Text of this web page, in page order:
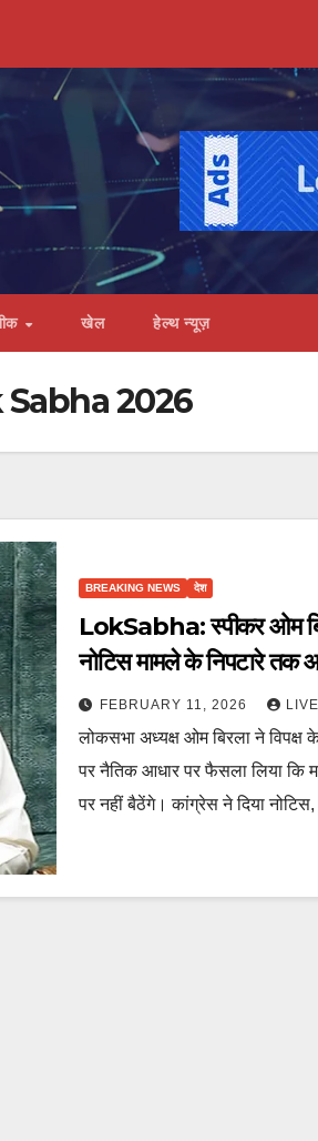
खेल हेल्थ न्यूज़
2026
BREAKING NEWS देश
LokSabha: स्पीकर ओम
नोटिस मामले के निपटारे तक
FEBRUARY 11, 2026
लोकसभा अध्यक्ष ओम बिरला ने विपक्ष
पर नैतिक आधार पर फैसला लिया कि
पर नहीं बैठेंगे। कांग्रेस ने दिया